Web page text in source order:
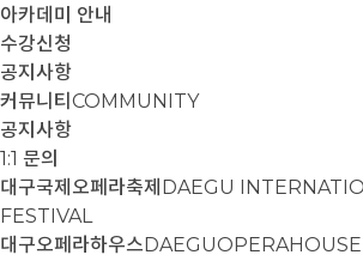
아카데미 안내
수강신청
공지사항
커뮤니티 COMMUNITY
공지사항
1:1 문의
대구국제오페라축제 DAEGU
FESTIVAL
대구오페라하우스DAEGUOPERAHOUSE